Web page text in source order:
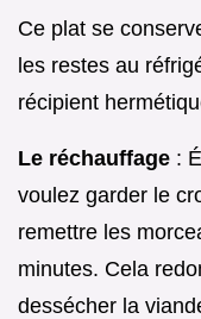
Ce plat se
les restes au
récipient
Le réchauffage :
voulez garder le
remettre les
minutes. Cela
dessécher la